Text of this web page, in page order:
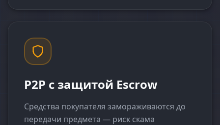
P2P с защитой Escrow
Средства покупателя замораживаются до
передачи предмета — риск скама